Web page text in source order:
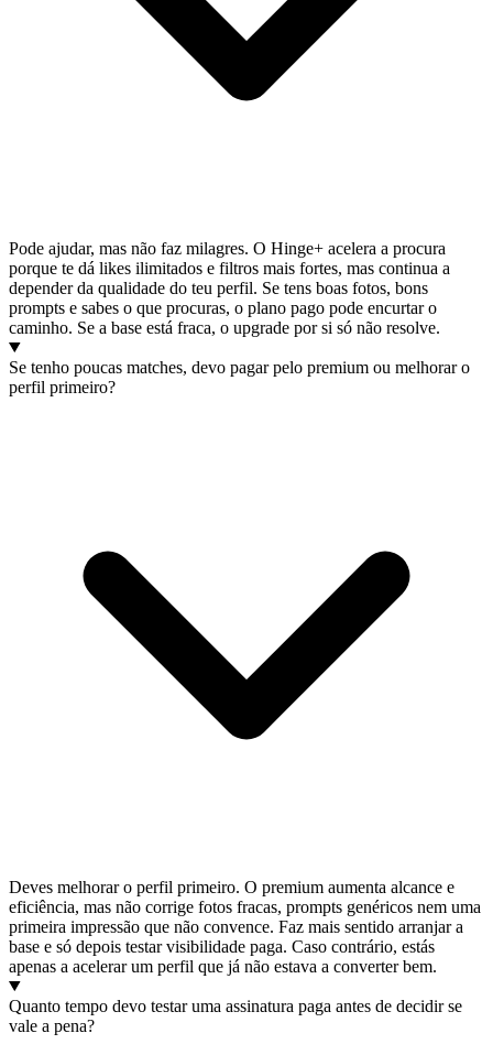
Pode ajudar, mas não faz milagres. O Hinge+ acelera a procura
porque te dá likes ilimitados e filtros mais fortes, mas continua a
depender da qualidade do teu perfil. Se tens boas fotos, bons
prompts e sabes o que procuras, o plano pago pode encurtar o
caminho. Se a base está fraca, o upgrade por si só não resolve.
Se tenho poucas matches, devo pagar pelo premium ou melhorar o
perfil primeiro?
Deves melhorar o perfil primeiro. O premium aumenta alcance e
eficiência, mas não corrige fotos fracas, prompts genéricos nem uma
primeira impressão que não convence. Faz mais sentido arranjar a
base e só depois testar visibilidade paga. Caso contrário, estás
apenas a acelerar um perfil que já não estava a converter bem.
Quanto tempo devo testar uma assinatura paga antes de decidir se
vale a pena?